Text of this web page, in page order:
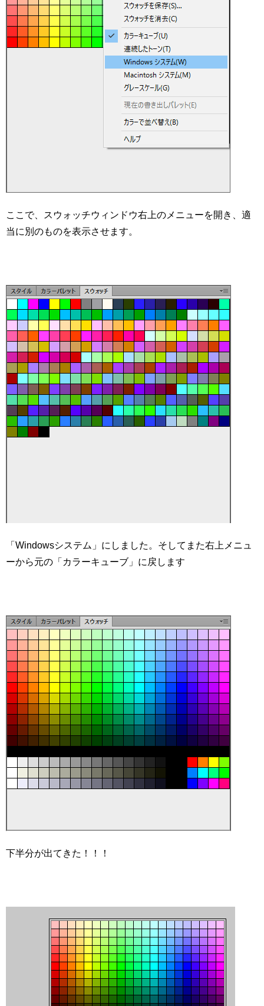
ここで、スウォッチウィンドウ右上のメニューを開き、適
当に別のものを表示させます。
「Windowsシステム」にしました。そしてまた右上メニュ
ーから元の「カラーキューブ」に戻します
下半分が出てきた！！！